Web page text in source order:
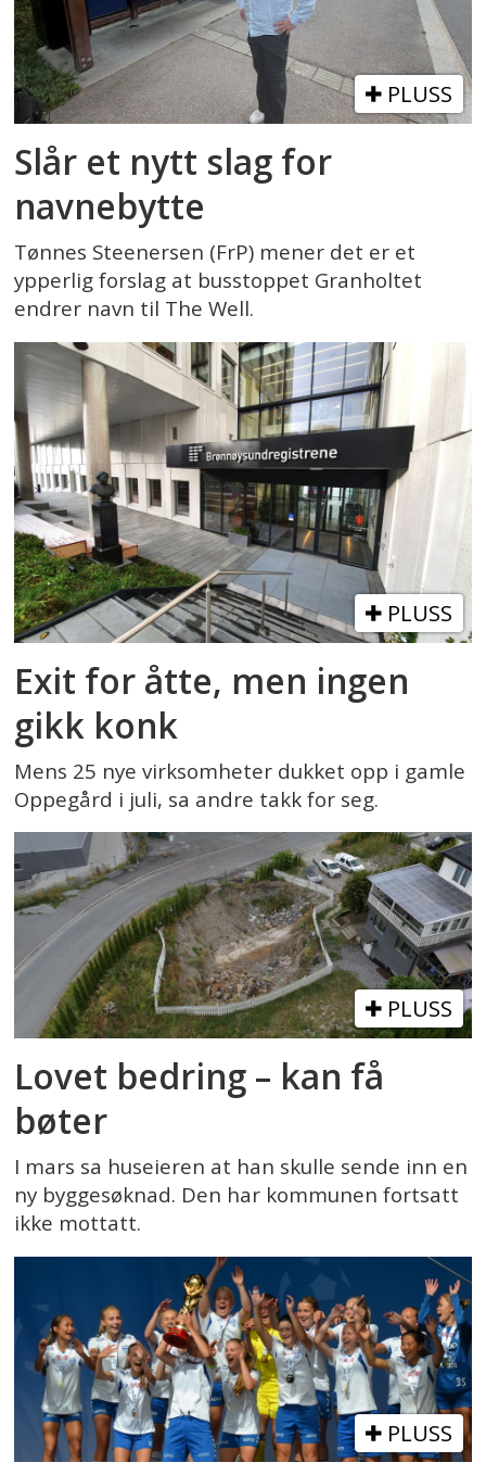
PLUSS
Slår et nytt slag for
navnebytte
Tønnes Steenersen (FrP) mener det er et
ypperlig forslag at busstoppet Granholtet
endrer navn til The Well.
PLUSS
Exit for åtte, men ingen
gikk konk
Mens 25 nye virksomheter dukket opp i gamle
Oppegård i juli, sa andre takk for seg.
PLUSS
Lovet bedring – kan få
bøter
I mars sa huseieren at han skulle sende inn en
ny byggesøknad. Den har kommunen fortsatt
ikke mottatt.
PLUSS